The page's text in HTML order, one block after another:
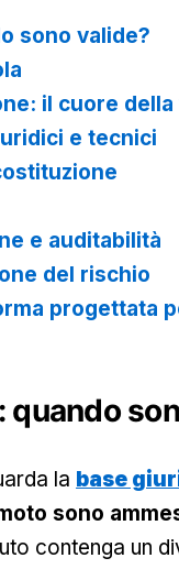
sono valide?
il cuore della
e tecnici
e auditabilità
del rischio
progettata
la base
sono
contenga un